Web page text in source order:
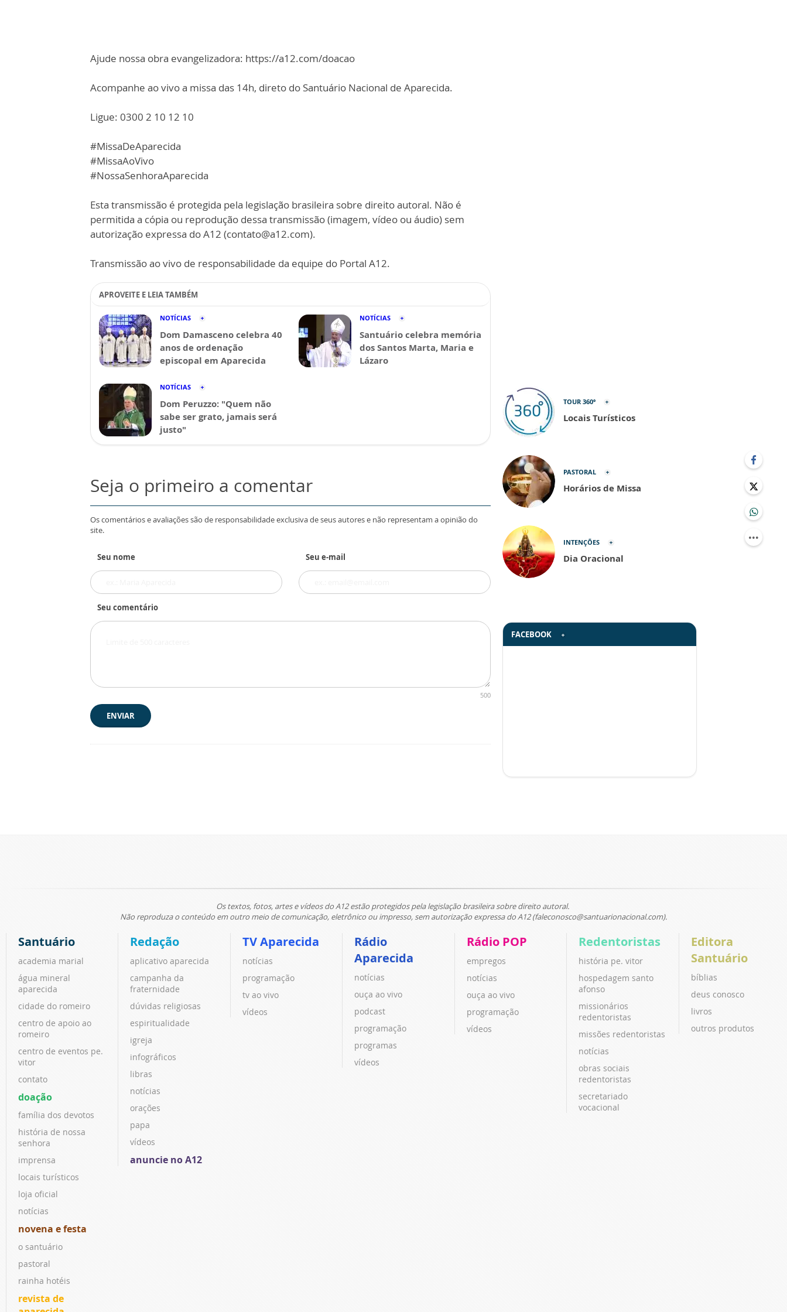
Ajude nossa obra evangelizadora: https://a12.com/doacao
Acompanhe ao vivo a missa das 14h, direto do Santuário Nacional de Aparecida.
Ligue: 0300 2 10 12 10
#MissaDeAparecida
#MissaAoVivo
#NossaSenhoraAparecida
Esta transmissão é protegida pela legislação brasileira sobre direito autoral. Não é
permitida a cópia ou reprodução dessa transmissão (imagem, vídeo ou áudio) sem
autorização expressa do A12 (contato@a12.com).
Transmissão ao vivo de responsabilidade da equipe do Portal A12.
APROVEITE E LEIA TAMBÉM
NOTÍCIAS
Dom Damasceno celebra 40
anos de ordenação
episcopal em Aparecida
NOTÍCIAS
Santuário celebra memória
dos Santos Marta, Maria e
Lázaro
NOTÍCIAS
Dom Peruzzo: "Quem não
sabe ser grato, jamais será
justo"
Seja o primeiro a comentar
Os comentários e avaliações são de responsabilidade exclusiva de seus autores e não representam a opinião do
site.
Seu nome Seu e-mail
Seu comentário
500
ENVIAR
TOUR 360º
Locais Turísticos
PASTORAL
Horários de Missa
INTENÇÕES
Dia Oracional
FACEBOOK
Os textos, fotos, artes e vídeos do A12 estão protegidos pela legislação brasileira sobre direito autoral.
Não reproduza o conteúdo em outro meio de comunicação, eletrônico ou impresso, sem autorização expressa do A12 (faleconosco@santuarionacional.com).
Santuário
academia marial
água mineral
aparecida
cidade do romeiro
centro de apoio ao
romeiro
centro de eventos pe.
vitor
contato
doação
família dos devotos
história de nossa
senhora
imprensa
locais turísticos
loja oficial
notícias
novena e festa
o santuário
pastoral
rainha hotéis
revista de
Redação
aplicativo aparecida
campanha da
fraternidade
dúvidas religiosas
espiritualidade
igreja
infográficos
libras
notícias
orações
papa
vídeos
anuncie no A12
TV Aparecida
notícias
programação
tv ao vivo
vídeos
Rádio
Aparecida
notícias
ouça ao vivo
podcast
programação
programas
vídeos
Rádio POP
empregos
notícias
ouça ao vivo
programação
vídeos
Redentoristas
história pe. vitor
hospedagem santo
afonso
missionários
redentoristas
missões redentoristas
notícias
obras sociais
redentoristas
secretariado
vocacional
Editora
Santuário
bíblias
deus conosco
livros
outros produtos